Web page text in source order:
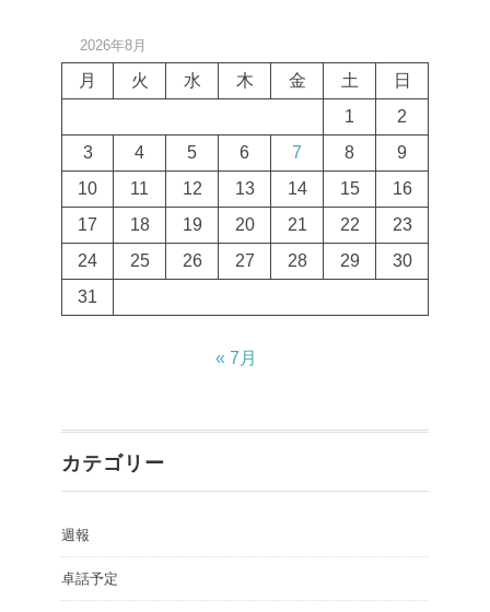
2026年8月
月 火 水 木 金 土
日
1
2
3
4 5 6 7 8
9
10
11 12 13 14 15
16
17
18 19 20 21 22
23
24
25 26 27 28 29
30
31
« 7月
カテゴリー
週報
卓話予定